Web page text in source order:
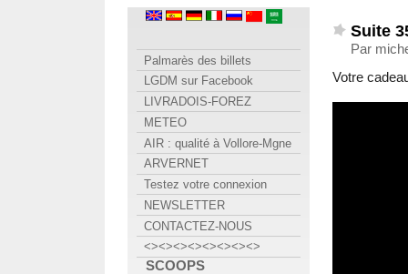
Suite
Par
Votre
Palmarès des billets
LGDM sur Facebook
LIVRADOIS-FOREZ
METEO
AIR : qualité à Vollore-Mgne
ARVERNET
Testez votre connexion
NEWSLETTER
CONTACTEZ-NOUS
<><><><><><><><>
SCOOPS